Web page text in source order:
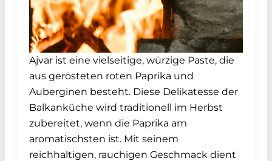
Ajvar ist eine vielseitige, würzige Paste, die
aus gerösteten roten Paprika und
Auberginen besteht. Diese Delikatesse der
Balkanküche wird traditionell im Herbst
zubereitet, wenn die Paprika am
aromatischsten ist. Mit seinem
reichhaltigen, rauchigen Geschmack dient